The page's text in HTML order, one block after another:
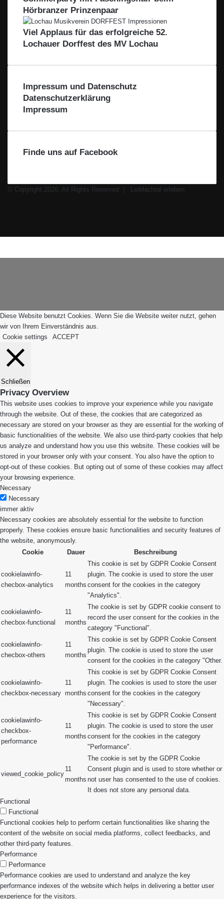
o
d
e
n
e
i
c
k
e
r
Hörbranzer Prinzenpaar
Viel Applaus für das erfolgreiche 52.
Lochauer Dorffest des MV Lochau
Impressum und Datenschutz
Datenschutzerklärung
Impressum
Finde uns auf Facebook
© Copyright 2026, All Rights Reserved |
Leiblachtal erleben
Diese Website benutzt Cookies. Wenn Sie die Website weiter nutzt, gehen
wir von Ihrem Einverständnis aus.
Cookie settings
ACCEPT
Schließen
Privacy Overview
This website uses cookies to improve your experience while you navigate
through the website. Out of these, the cookies that are categorized as
necessary are stored on your browser as they are essential for the working of
basic functionalities of the website. We also use third-party cookies that help
us analyze and understand how you use this website. These cookies will be
stored in your browser only with your consent. You also have the option to
opt-out of these cookies. But opting out of some of these cookies may affect
your browsing experience.
Necessary
Necessary
immer aktiv
Necessary cookies are absolutely essential for the website to function
properly. These cookies ensure basic functionalities and security features of
the website, anonymously.
Cookie
Dauer Beschreibung
cookielawinfo-
checbox-analytics
11
months
This cookie is set by GDPR Cookie Consent
plugin. The cookie is used to store the user
consent for the cookies in the category
"Analytics".
cookielawinfo-
checbox-functional
11
months
The cookie is set by GDPR cookie consent to
record the user consent for the cookies in the
category "Functional".
cookielawinfo-
checbox-others
11
months
This cookie is set by GDPR Cookie Consent
plugin. The cookie is used to store the user
consent for the cookies in the category "Other.
cookielawinfo-
checkbox-necessary
11
months
This cookie is set by GDPR Cookie Consent
plugin. The cookies is used to store the user
consent for the cookies in the category
"Necessary".
cookielawinfo-
checkbox-
performance
11
months
This cookie is set by GDPR Cookie Consent
plugin. The cookie is used to store the user
consent for the cookies in the category
"Performance".
viewed_cookie_policy
11
months
The cookie is set by the GDPR Cookie
Consent plugin and is used to store whether or
not user has consented to the use of cookies.
It does not store any personal data.
Functional
Functional
Functional cookies help to perform certain functionalities like sharing the
content of the website on social media platforms, collect feedbacks, and
other third-party features.
Performance
Performance
Performance cookies are used to understand and analyze the key
performance indexes of the website which helps in delivering a better user
experience for the visitors.